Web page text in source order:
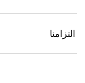
التزامنا